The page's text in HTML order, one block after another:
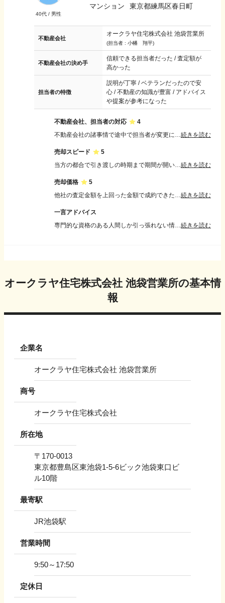
40代 / 男性
マンション 東京都練馬区春日町
不動産会社
オークラヤ住宅株式会社 池袋営業所
(担当者 : 小幡 翔平)
不動産会社の決め手
信頼できる担当者だった / 査定額が
高かった
担当者の特徴
説明が丁寧 / ベテランだったので安
心 / 不動産の知識が豊富 / アドバイス
や提案が参考になった
不動産会社、担当者の対応
4
不動産会社の諸事情で途中で担当者が変更になってしまったことには一瞬不安な気持ちになりましたが後任の担当者についても前任者同様信頼における担当者だったため問題もなくスムーズに運べました。続きを読む
売却スピード
5
当方の都合で引き渡しの時期まで期間が開いていたが、かなり早い段階で売却できその条件を買主様への説明・交渉してもらえたため安心して引き渡しの時期まで送れました。続きを読む
売却価格
5
他社の査定金額を上回った金額で成約できたため満足しています。値引き交渉も視野に入れて販売価格を設定したことも最終的に満足のいく金額で成約できた。続きを読む
一言アドバイス
専門的な資格のある人間しか引っ張れない情報もありますが、ネット社会なので自身でも様々な情報を検索することができます。売却物件や同等物件の過去の成約履歴などは検索すればでてくるため、査定の前に自身でもある程度調査しておき妥当性の判断材料としていました。また、査定後はその不動産会社のホームページや担当者の情報を検索するなどをしてその情報も仲介担当を決める上で１つの材料としました。不動産の担当者の話だけですべてを決定するのではなくて自身の考えを持って相談するスタンスで臨むことが望ましいです。あくまでも売主である自身が当事者であるということを忘れず取り組むことで満足のいく結果が得られるはずです。続きを読む
オークラヤ住宅株式会社 池袋営業所の基本情
報
企業名
オークラヤ住宅株式会社 池袋営業所
商号
オークラヤ住宅株式会社
所在地
〒 170-0013
東京都豊島区東池袋1-5-6ビック池袋東口ビ
ル10階
最寄駅
JR池袋駅
営業時間
9:50～17:50
定休日